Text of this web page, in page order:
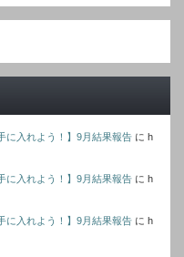
に入れよう！】9月結果報告 に h
に入れよう！】9月結果報告 に h
に入れよう！】9月結果報告 に h